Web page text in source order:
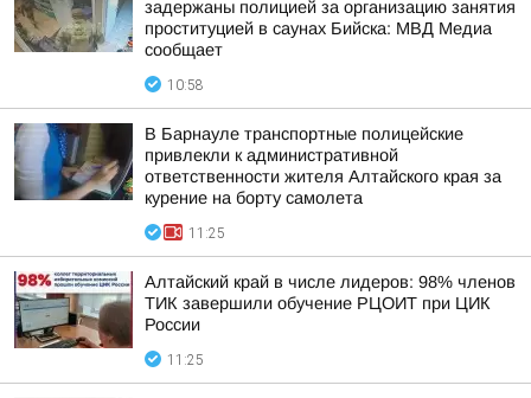
задержаны полицией за организацию занятия
проституцией в саунах Бийска: МВД Медиа
сообщает
10:58
В Барнауле транспортные полицейские
привлекли к административной
ответственности жителя Алтайского края за
курение на борту самолета
11:25
Алтайский край в числе лидеров: 98% членов
ТИК завершили обучение РЦОИТ при ЦИК
России
11:25